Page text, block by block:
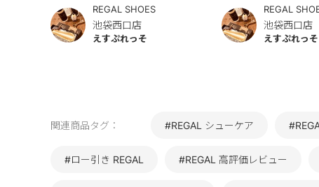
REGAL SHOES
池袋西口店
えすぷれっそ
REGAL
池袋西口店
えすぷれっそ
関連商品タグ： #REGAL シューケア
#ロー引き REGAL #REGAL 高評価レビュー